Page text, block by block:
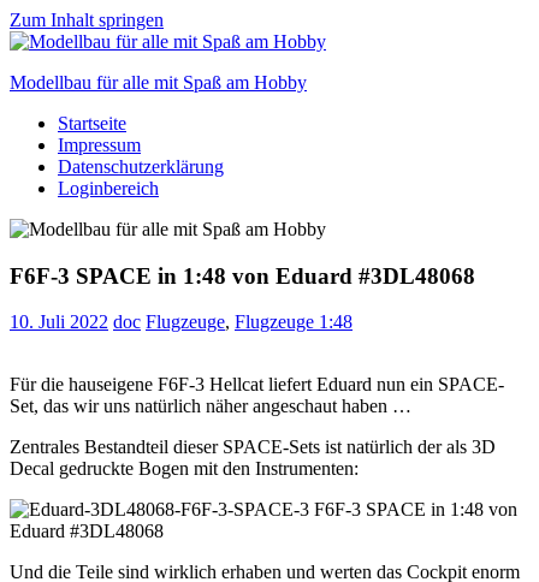
Zum Inhalt springen
Modellbau für alle mit Spaß am Hobby
Scale
modelling
to
Startseite
Impressum
Datenschutzerklärung
Loginbereich
F6F-3 SPACE in 1:48 von Eduard #3DL48068
10. Juli 2022 doc Flugzeuge, Flugzeuge 1:48
Für die hauseigene F6F-3 Hellcat liefert Eduard nun ein SPACE-
Set, das wir uns natürlich näher angeschaut haben …
Zentrales Bestandteil dieser SPACE-Sets ist natürlich der als 3D
Decal gedruckte Bogen mit den Instrumenten:
Und die Teile sind wirklich erhaben und werten das Cockpit enorm